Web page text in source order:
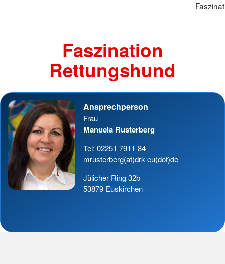
Faszination
Rettungshund
Ansprechperson
Frau
Manuela Rusterberg
Tel: 02251 7911-84
mrusterberg(at)drk-eu(dot)de
Jülicher Ring 32b
53879 Euskirchen